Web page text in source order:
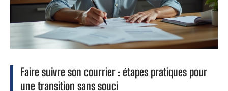
Faire suivre son courrier : étapes pratiques pour
une transition sans souci